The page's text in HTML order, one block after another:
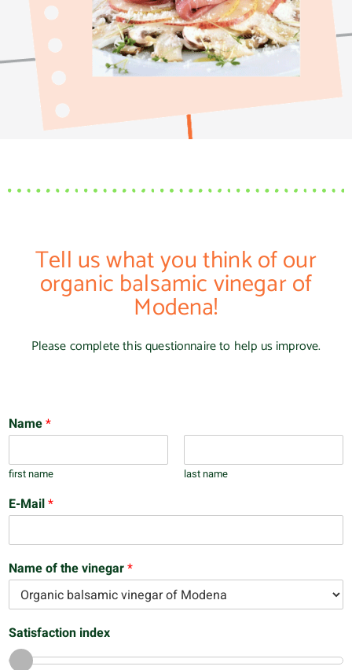
Tell us what you think of our
organic balsamic vinegar of
Modena!
Please complete this questionnaire to help us improve.
Name*
first name last name
E-Mail*
Name of the vinegar*
Satisfaction index